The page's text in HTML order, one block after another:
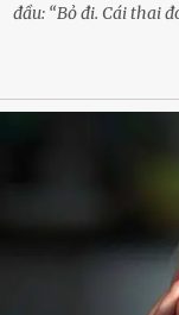
đầu: “Bỏ đi. Cái thai
kế hoạch được
phải trả giá … Hà Nội,
khe cửa gỗ cũ kỹ.
Ngọc Anh ngồi lặng
linh bé bỏng đang
phải sống trong sợ
mình. Trí – người
còn là người đàn ông
cũng dối trá và lạnh